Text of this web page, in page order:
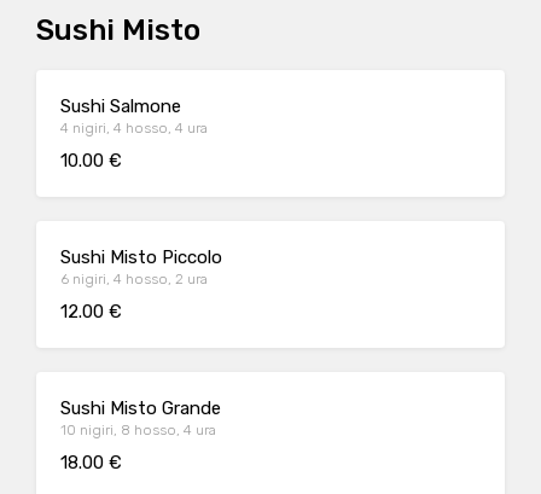
Sushi Misto
Sushi Salmone
4 nigiri, 4 hosso, 4 ura
10.00 €
Sushi Misto Piccolo
6 nigiri, 4 hosso, 2 ura
12.00 €
Sushi Misto Grande
10 nigiri, 8 hosso, 4 ura
18.00 €